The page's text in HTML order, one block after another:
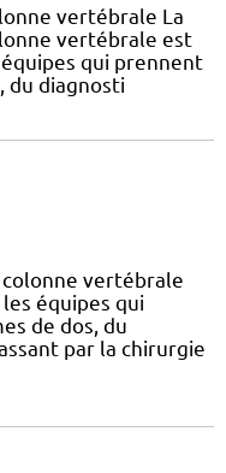
vertébrale La
vertébrale est
qui prennent
du diagnosti
vertébrale
équipes qui
de dos, du
par la chirurgie